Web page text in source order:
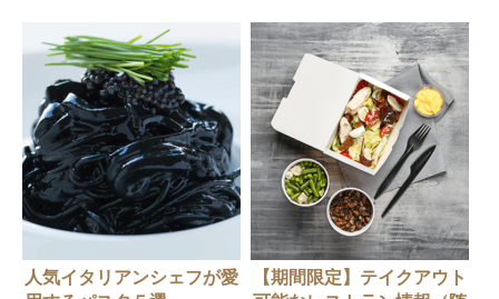
人気イタリアンシェフが愛
【期間限定】テイクアウト